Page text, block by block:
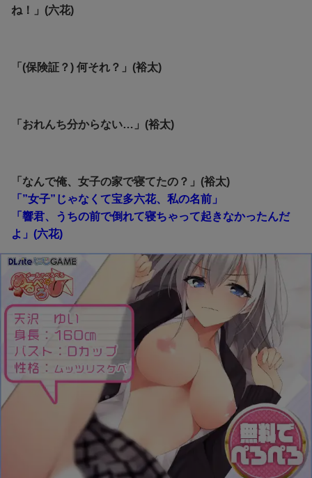
ね！」(六花)
「(保険証？) 何それ？」(裕太)
「おれんち分からない…」(裕太)
「なんで俺、女子の家で寝てたの？」(裕太)
「”女子”じゃなくて宝多六花、私の名前」
「響君、うちの前で倒れて寝ちゃって起きなかったんだ
よ」(六花)